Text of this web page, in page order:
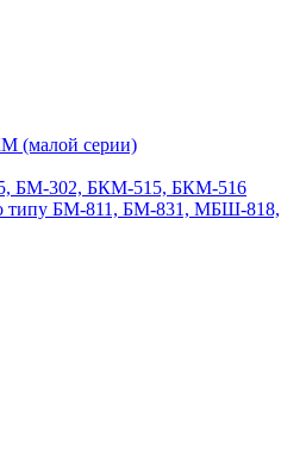
(малой серии)
БМ-302, БКМ-515, БКМ-516
типу БМ-811, БМ-831, МБШ-818,